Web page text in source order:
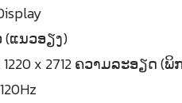
(ແນວອຽງ)
x 2712 ຄວາມລະອຽດ (ພິ